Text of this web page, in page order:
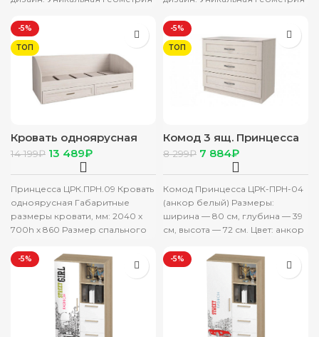
создает атмосферу ультра-
современности и
минимализма. Детская
создает атмосферу ультра-
современности и
минимализма. Детская
-5%
ТОП
Кровать одноярусная
Принцесса (ЦРК.ПРН.09)
анкор белый
14 199₽ 13 489₽
Принцесса ЦРК.ПРН.09 Кровать
одноярусная Габаритные
размеры кровати, мм: 2040 х
700h х 860 Размер спального
-5%
ТОП
Комод 3 ящ. Принцесса
(ЦРК.ПРН.04) анкор
белый
8 299₽ 7 884₽
Комод Принцесса ЦРК-ПРН-04
(анкор белый) Размеры:
ширина — 80 см, глубина — 39
см, высота — 72 см. Цвет: анкор
-5% -5%